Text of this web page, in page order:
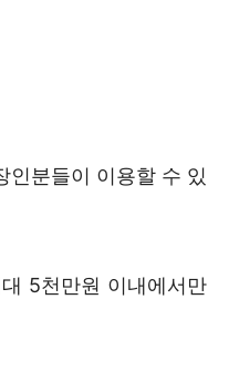
인분들이 이용할 수 있
5천만원 이내에서만